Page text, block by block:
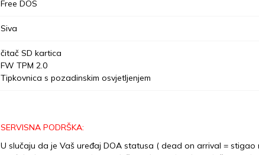
Free DOS
Siva
čitač SD kartica
FW TPM 2.0
Tipkovnica s pozadinskim osvjetljenjem
SERVISNA PODRŠKA:
U slučaju da je Vaš uređaj DOA statusa ( dead on arrival = stigao